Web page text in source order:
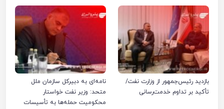
بازدید رئیس‌جمهور از وزارت نفت/
تأکید بر تداوم خدمت‌رسانی
نامه‌ای به دبیرکل سازمان ملل
متحد: وزیر نفت خواستار
محکومیت حمله‌ها به تأسیسات